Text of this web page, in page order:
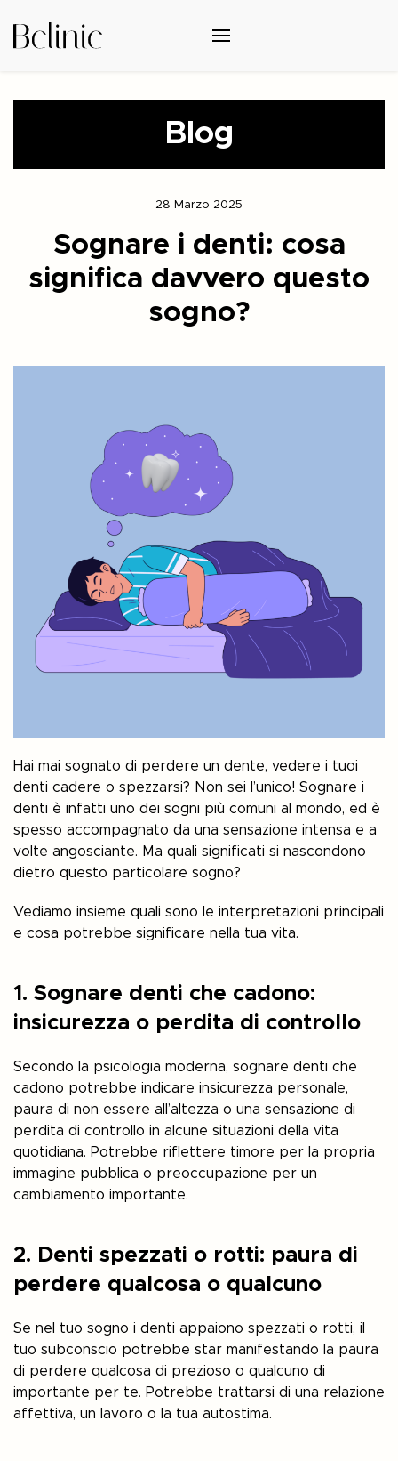
Blog
28 Marzo 2025
Sognare i denti: cosa
significa davvero questo
sogno?
Hai mai sognato di perdere un dente, vedere i tuoi
denti cadere o spezzarsi? Non sei l’unico! Sognare i
denti è infatti uno dei sogni più comuni al mondo, ed è
spesso accompagnato da una sensazione intensa e a
volte angosciante. Ma quali significati si nascondono
dietro questo particolare sogno?
Vediamo insieme quali sono le interpretazioni principali
e cosa potrebbe significare nella tua vita.
1. Sognare denti che cadono:
insicurezza o perdita di controllo
Secondo la psicologia moderna, sognare denti che
cadono potrebbe indicare insicurezza personale,
paura di non essere all’altezza o una sensazione di
perdita di controllo in alcune situazioni della vita
quotidiana. Potrebbe riflettere timore per la propria
immagine pubblica o preoccupazione per un
cambiamento importante.
2. Denti spezzati o rotti: paura di
perdere qualcosa o qualcuno
Se nel tuo sogno i denti appaiono spezzati o rotti, il
tuo subconscio potrebbe star manifestando la paura
di perdere qualcosa di prezioso o qualcuno di
importante per te. Potrebbe trattarsi di una relazione
affettiva, un lavoro o la tua autostima.